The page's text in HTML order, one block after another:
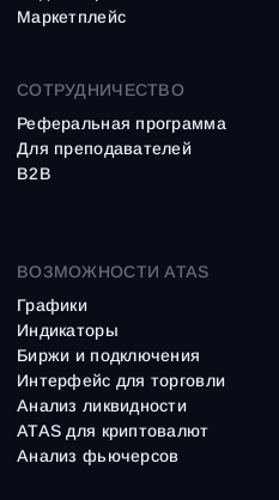
ВОЗМОЖНОСТИ ATAS
Графики
Индикаторы
Биржи и подключения
Интерфейс для торговли
Анализ ликвидности
ATAS для криптовалют
Анализ фьючерсов
Маркетплейс
СОТРУДНИЧЕСТВО
Реферальная программа
Для преподавателей
B2B